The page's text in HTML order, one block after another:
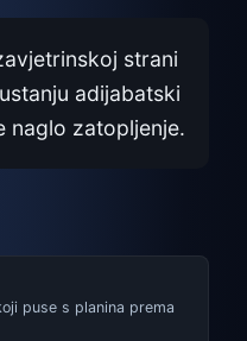
strani
adijabatski
naglo zatopljenje.
puse s planina prema